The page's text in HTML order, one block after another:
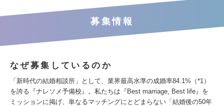
募集情報
なぜ募集しているのか
「新時代の結婚相談所」として、業界最高水準の成婚率84.1%（*1）
を誇る『ナレソメ予備校』。私たちは『Best marriage, Best life』を
ミッションに掲げ、単なるマッチングにとどまらない「結婚後の50年